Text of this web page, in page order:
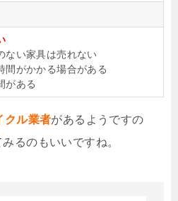
ない家具は売れない
間がかかる場合がある
がある
クル業者があるようですの
るのもいいですね。